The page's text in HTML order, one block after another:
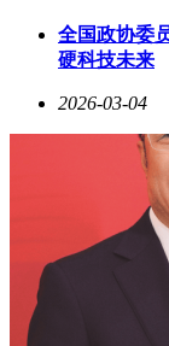
操纵等，然后在
为，最后通过单
以往，人形机器人
足。而Asimov v1
槛大幅降低，普
购零件、用3D打
属于自己的具身
类能力的劳动力
构建”的方式推进
并在Discord社区
库和交流渠道分
全国政协委
硬科技未来
2026-03-04